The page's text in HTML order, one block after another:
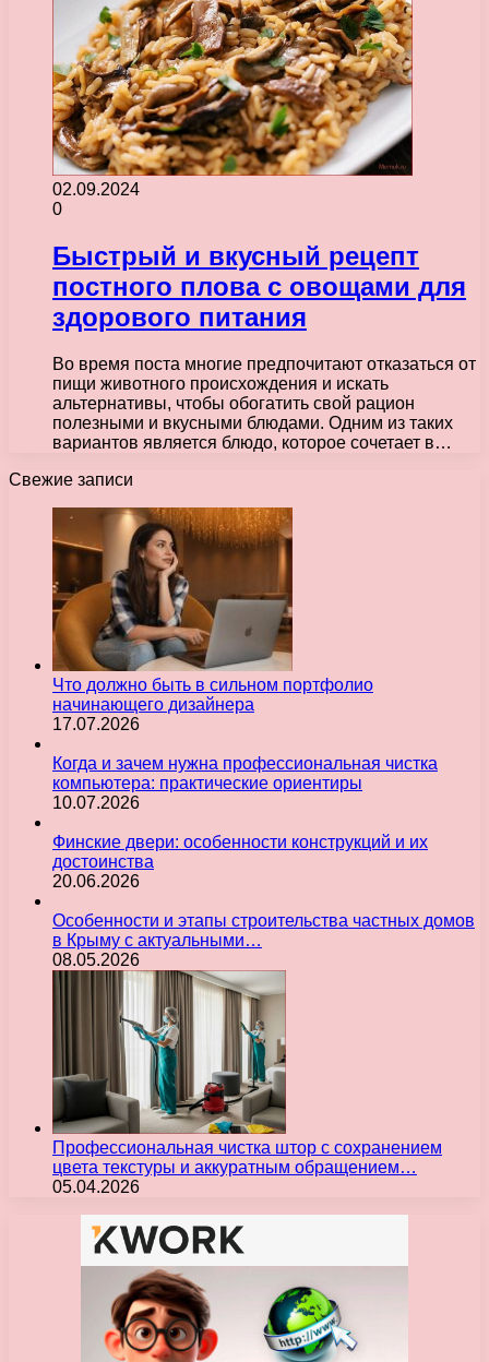
02.09.2024
0
Быстрый и вкусный рецепт
постного плова с овощами для
здорового питания
Во время поста многие предпочитают отказаться от
пищи животного происхождения и искать
альтернативы, чтобы обогатить свой рацион
полезными и вкусными блюдами. Одним из таких
вариантов является блюдо, которое сочетает в…
Свежие записи
Что должно быть в сильном портфолио
начинающего дизайнера
17.07.2026
Когда и зачем нужна профессиональная чистка
компьютера: практические ориентиры
10.07.2026
Финские двери: особенности конструкций и их
достоинства
20.06.2026
Особенности и этапы строительства частных домов
в Крыму с актуальными…
08.05.2026
Профессиональная чистка штор с сохранением
цвета текстуры и аккуратным обращением…
05.04.2026